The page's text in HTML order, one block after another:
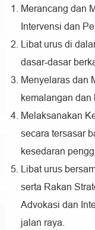
Merancang dan
Intervensi dan
Libat urus di
dasar-dasar
Menyelaras dan
kemalangan dan
Melaksanakan
secara tersasar
kesedaran
Libat urus
serta Rakan
Advokasi dan
jalan raya.